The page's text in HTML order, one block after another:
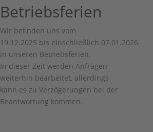
Betriebsferien
Wir befinden uns vom
19.12.2025 bis einschließlich 07.01.2026
in unseren Betriebsferien.
In dieser Zeit werden Anfragen
weiterhin bearbeitet, allerdings
kann es zu Verzögerungen bei der
Beantwortung kommen.